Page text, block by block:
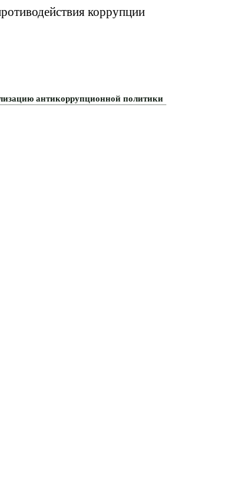
коррупции
антикоррупционной политики